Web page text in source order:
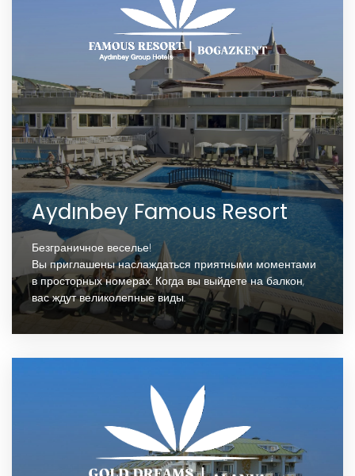
Aydınbey Famous Resort
Безграничное веселье!
Вы приглашены наслаждаться приятными моментами
в просторных номерах. Когда вы выйдете на балкон,
вас ждут великолепные виды.